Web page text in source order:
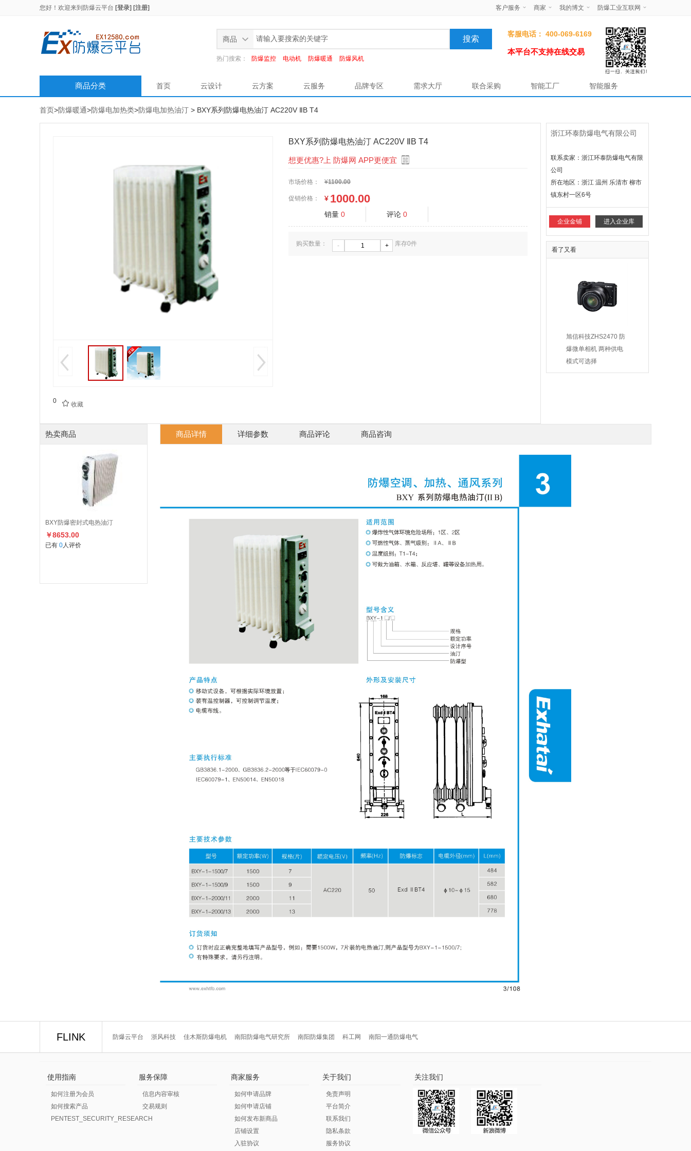
您好！欢迎来到 防爆云平台 [登录] [注册] 客户服务 商家 我的博文 防爆工业互联网
商品
热门搜索： 防爆监控 电动机 防爆暖通 防爆风机
客服电话： 400-069-6169
本平台不支持在线交易
商品分类 首页 云设计 云方案 云服务 品牌专区 需求大厅 联合采购 智能工厂 智能服务
首页>防爆暖通>防爆电加热类>防爆电加热油汀 > BXY系列防爆电热油汀 AC220V ⅡB T4
0  收藏
BXY系列防爆电热油汀 AC220V ⅡB T4
想更优惠?上 防爆网 APP更便宜
市场价格： ¥1100.00
促销价格： ¥ 1000.00
销量 0 评论 0
购买数量： - + 库存0件
浙江环泰防爆电气有限公司
联系卖家：浙江环泰防爆电气有限
公司
所在地区： 浙江 温州 乐清市 柳市
镇东村一区6号
企业金铺 进入企业库
看了又看
旭信科技ZHS2470 防
爆微单相机 两种供电
模式可选择
￥22290.00
热卖商品
BXY防爆密封式电热油汀
￥8653.00
已有 0人评价
商品详情 详细参数 商品评论 商品咨询
FLINK 防爆云平台 浙风科技 佳木斯防爆电机 南阳防爆电气研究所 南阳防爆集团 科工网 南阳一通防爆电气
使用指南
如何注册为会员
如何搜索产品
PENTEST_SECURITY_RESEARCH
服务保障
信息内容审核
交易规则
商家服务
如何申请品牌
如何申请店铺
如何发布新商品
店铺设置
入驻协议
关于我们
免责声明
平台简介
联系我们
隐私条款
服务协议
关注我们